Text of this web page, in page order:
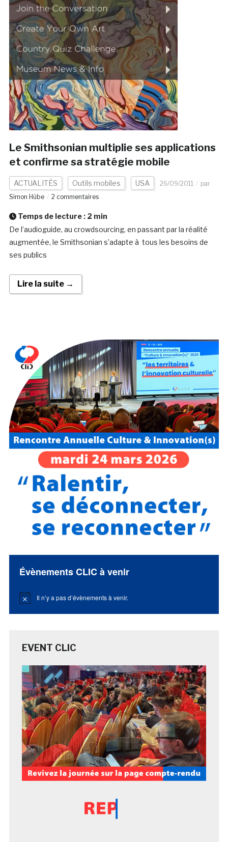
Le Smithsonian multiplie ses applications
et confirme sa stratégie mobile
ACTUALITÉS Outils mobiles USA 26/09/2011
par
Simon Hübe
2 commentaires
Temps de lecture : 2 min
De l’audioguide, au crowdsourcing, en passant par la réalité
augmentée, le Smithsonian s’adapte à tous les besoins de
ses publics
Lire la suite →
Évènements CLIC à venir
Notice Il n’y a pas d’évènements à venir.
EVENT CLIC